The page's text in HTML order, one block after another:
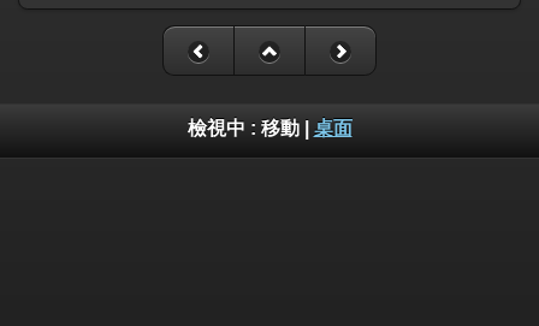
檢視中 : 移動| 桌面